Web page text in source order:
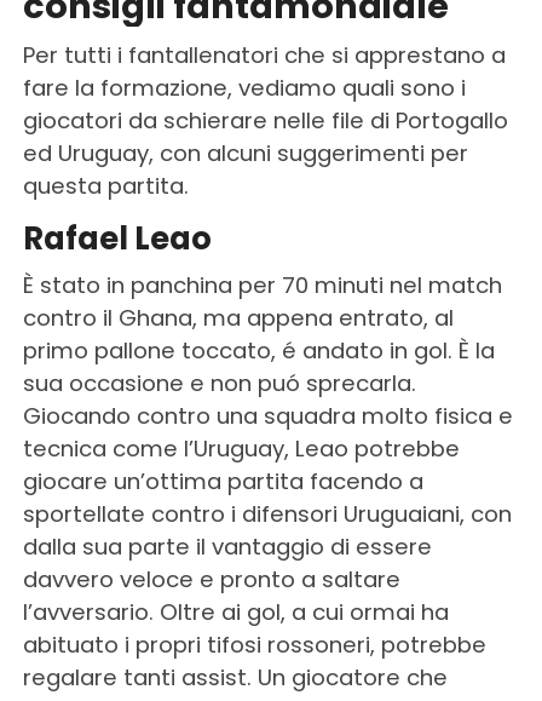
Per tutti i fantallenatori che si apprestano a
fare la formazione, vediamo quali sono i
giocatori da schierare nelle file di Portogallo
ed Uruguay, con alcuni suggerimenti per
questa partita.
Rafael Leao
È stato in panchina per 70 minuti nel match
contro il Ghana, ma appena entrato, al
primo pallone toccato, é andato in gol. È la
sua occasione e non puó sprecarla.
Giocando contro una squadra molto fisica e
tecnica come l’Uruguay, Leao potrebbe
giocare un’ottima partita facendo a
sportellate contro i difensori Uruguaiani, con
dalla sua parte il vantaggio di essere
davvero veloce e pronto a saltare
l’avversario. Oltre ai gol, a cui ormai ha
abituato i propri tifosi rossoneri, potrebbe
regalare tanti assist. Un giocatore che